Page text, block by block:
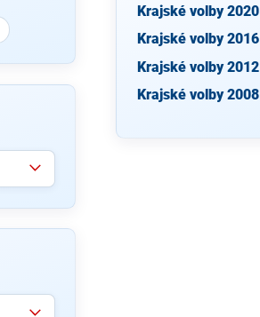
Krajské volby 2020
Krajské volby 2016
Krajské volby 2012
Krajské volby 2008